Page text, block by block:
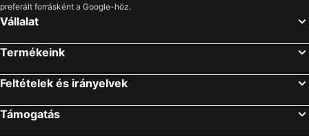
preferált forrásként a Google-höz.
Vállalat
Termékeink
Feltételek és irányelvek
Támogatás